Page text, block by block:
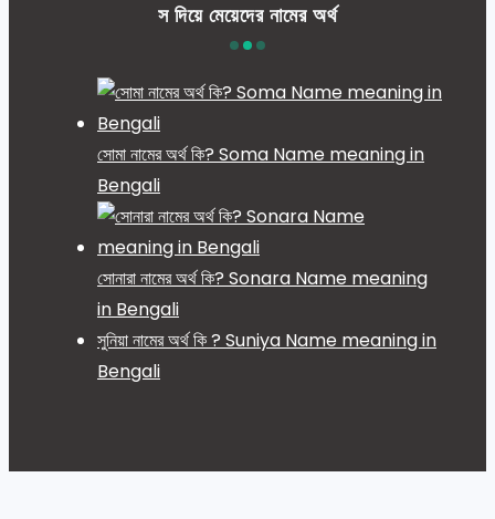
স দিয়ে মেয়েদের নামের অর্থ
সোমা নামের অর্থ কি? Soma Name meaning in
Bengali
সোনারা নামের অর্থ কি? Sonara Name meaning
in Bengali
সুনিয়া নামের অর্থ কি ? Suniya Name meaning in
Bengali